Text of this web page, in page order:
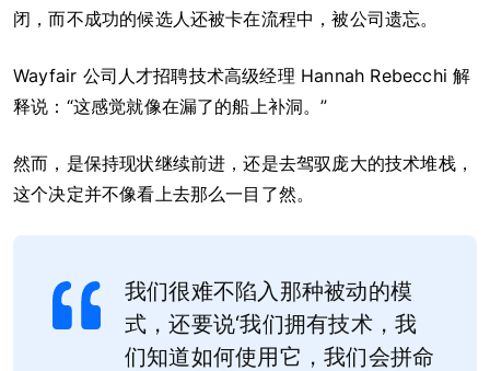
闭，而不成功的候选人还被卡在流程中，被公司遗忘。
Wayfair 公司人才招聘技术高级经理 Hannah Rebecchi 解
释说：“这感觉就像在漏了的船上补洞。”
然而，是保持现状继续前进，还是去驾驭庞大的技术堆栈，
这个决定并不像看上去那么一目了然。
我们很难不陷入那种被动的模
式，还要说‘我们拥有技术，我
们知道如何使用它，我们会拼命